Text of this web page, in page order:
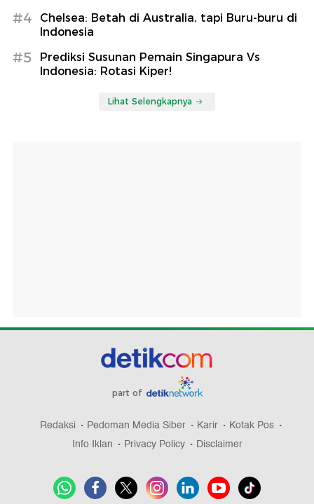
#4
Chelsea: Betah di Australia, tapi Buru-buru di
Indonesia
#5
Prediksi Susunan Pemain Singapura Vs
Indonesia: Rotasi Kiper!
Lihat Selengkapnya
part of
Redaksi Pedoman Media Siber Karir
Kotak Pos
Info Iklan
Privacy Policy Disclaimer